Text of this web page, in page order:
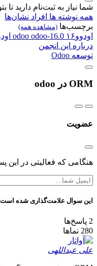
شما نیاز به ثبت‌نام دارید تا
همه نوشته ها افراد نشان‌ها
برچسب‌ها (مشاهده همه)
اودوو۱۶ odoo odoo-16.0
درباره این انجمن
توسعه Odoo
ORM در odoo
عضویت
هنگامی که فعالیتی در این
این سوال علامت‌گذاری شده است
2 پاسخ‌ها
280 نماها
علی عبداللهی